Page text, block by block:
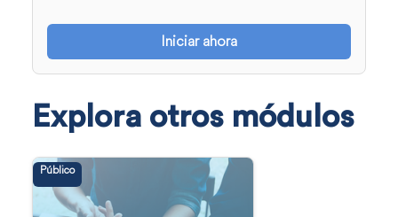
Iniciar ahora
Explora otros módulos
Público